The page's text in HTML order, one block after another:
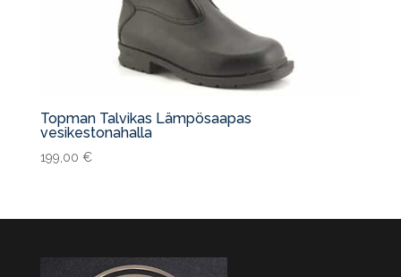
Topman Talvikas Lämpösaapas
vesikestonahalla
199,00 €